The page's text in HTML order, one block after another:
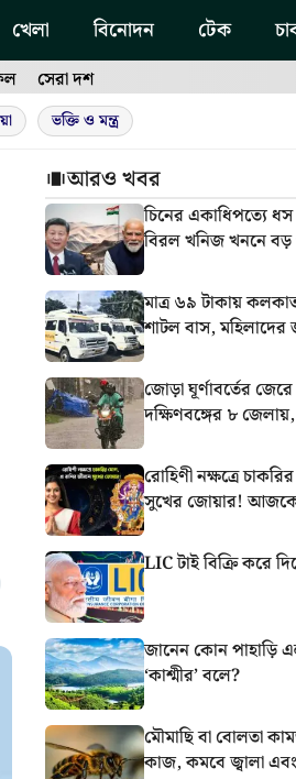
খেলা বিনোদন টেক
সেরা দশ
ভক্তি ও মন্ত্র
আরও খবর
চিনের একাধিপত্যে
বিরল খনিজ খননে
মাত্র ৬৯ টাকায়
শাটল বাস, মহিলাদের
জোড়া ঘূর্ণাবর্তের জেরে
দক্ষিণবঙ্গের ৮
রোহিণী নক্ষত্রে
সুখের জোয়ার!
LIC টাই বিক্রি করে
জানেন কোন পাহাড়ি
‘কাশ্মীর’ বলে?
মৌমাছি বা বোলতা
কাজ, কমবে জ্বালা